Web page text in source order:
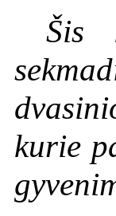
Šis
kurie